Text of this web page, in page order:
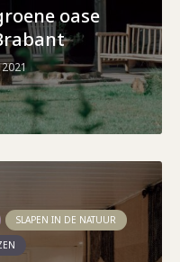
oase
SLAPEN IN DE NATUUR